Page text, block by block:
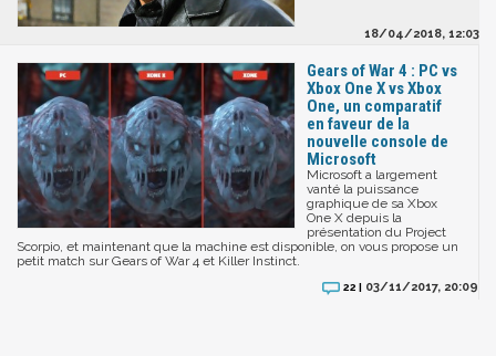
18/04/2018, 12:03
Gears of War 4 : PC vs
Xbox One X vs Xbox
One, un comparatif
en faveur de la
nouvelle console de
Microsoft
Microsoft a largement
vanté la puissance
graphique de sa Xbox
One X depuis la
présentation du Project
Scorpio, et maintenant que la machine est disponible, on vous propose un
petit match sur Gears of War 4 et Killer Instinct.
22 | 03/11/2017, 20:09